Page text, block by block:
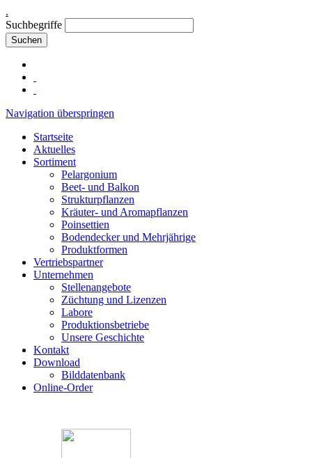
.
Suchbegriffe
Suchen
Navigation überspringen
Startseite
Aktuelles
Sortiment
Pelargonium
Beet- und Balkon
Strukturpflanzen
Kräuter- und Aromapflanzen
Poinsettien
Bodendecker und Mehrjährige
Produktformen
Vertriebspartner
Unternehmen
Stellenangebote
Züchtung und Lizenzen
Labore
Produktionsbetriebe
Unsere Geschichte
Kontakt
Download
Bilddatenbank
Online-Order